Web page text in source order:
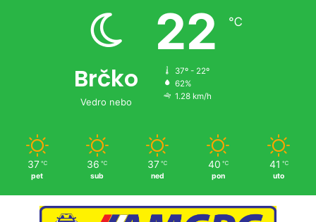
Brčko
Vedro nebo
22 ℃
37º - 22º
62%
1.28 km/h
37 ℃
pet
36 ℃
sub
37 ℃
ned
40 ℃
pon
41 ℃
uto